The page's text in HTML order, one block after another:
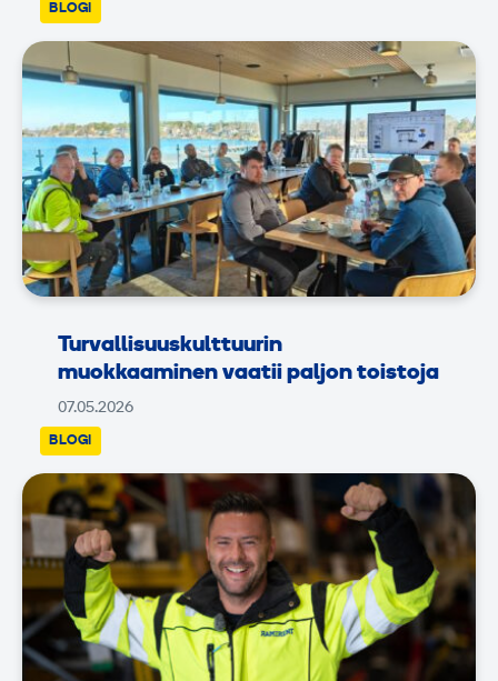
Turvallisuuskulttuurin
muokkaaminen vaatii paljon toistoja
07.05.2026
BLOGI
BLOGI